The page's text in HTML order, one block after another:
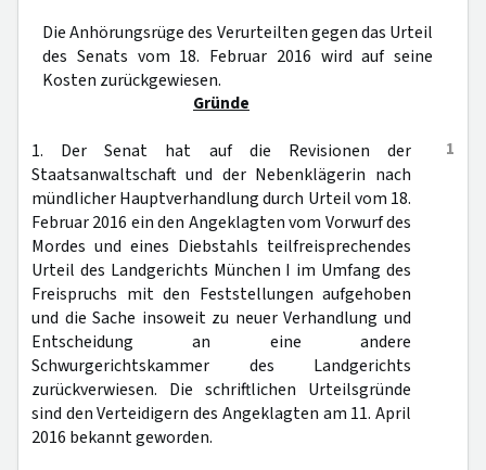
Die Anhörungsrüge des Verurteilten gegen das Urteil
des Senats vom 18. Februar 2016 wird auf seine
Kosten zurückgewiesen.
Gründe
1
1. Der Senat hat auf die Revisionen der
Staatsanwaltschaft und der Nebenklägerin nach
mündlicher Hauptverhandlung durch Urteil vom 18.
Februar 2016 ein den Angeklagten vom Vorwurf des
Mordes und eines Diebstahls teilfreisprechendes
Urteil des Landgerichts München I im Umfang des
Freispruchs mit den Feststellungen aufgehoben
und die Sache insoweit zu neuer Verhandlung und
Entscheidung an eine andere
Schwurgerichtskammer des Landgerichts
zurückverwiesen. Die schriftlichen Urteilsgründe
sind den Verteidigern des Angeklagten am 11. April
2016 bekannt geworden.